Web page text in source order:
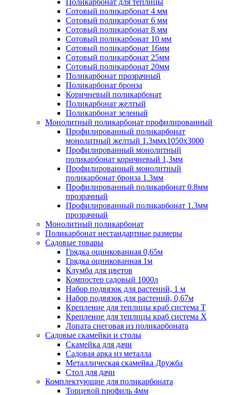
Сотовый поликарбонат 4 мм
Сотовый поликарбонат 6 мм
Сотовый поликарбонат 8 мм
Сотовый поликарбонат 10 мм
Сотовый поликарбонат 16мм
Сотовый поликарбонат 25мм
Сотовый поликарбонат 20мм
Поликарбонат прозрачный
Поликарбонат бронза
Коричневый поликарбонат
Поликарбонат желтый
Поликарбонат зеленый
Монолитный поликарбонат профилированный
Профилированный поликарбонат
монолитный желтый 1.3ммх1050х3000
Профилированный монолитный
поликарбонат коричневый 1,3мм
Профилированный монолитный
поликарбонат бронза 1.3мм
Профилированный поликарбонат 0.8мм
прозрачный
Профилированный поликарбонат 1.3мм
прозрачный
Монолитный поликарбонат
Поликарбонат нестандартные размеры
Садовые товары
Грядка оцинкованная 0,65м
Грядка оцинкованная 1м
Клумба для цветов
Компостер садовый 1000л
Набор подвязок для растений, 1 м
Набор подвязок для растений, 0,67м
Крепление для теплицы краб система Т
Крепление для теплицы краб система Х
Лопата снеговая из поликарбоната
Садовые скамейки и столы
Скамейка для дачи
Садовая арка из металла
Металлическая скамейка Дружба
Стол для дачи
Комплектующие для поликарбоната
Торцевой профиль 4мм